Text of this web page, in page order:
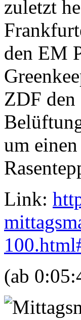
zuletzt
den EM
ZDF den
um
Link:
(ab